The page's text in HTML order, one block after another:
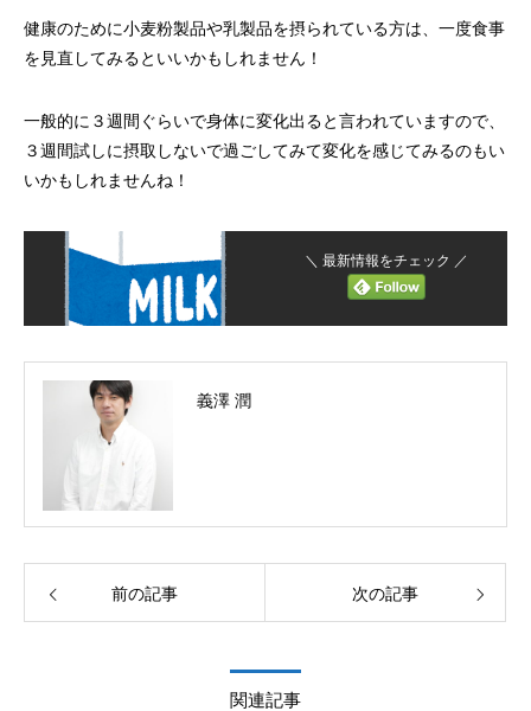
健康のために小麦粉製品や乳製品を摂られている方は、一度食事
を見直してみるといいかもしれません！
一般的に３週間ぐらいで身体に変化出ると言われていますので、
３週間試しに摂取しないで過ごしてみて変化を感じてみるのもい
いかもしれませんね！
＼ 最新情報をチェック ／
義澤 潤
前の記事 次の記事
関連記事